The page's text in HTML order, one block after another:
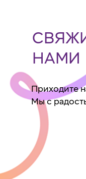
НАМИ
Приходите
Мы с